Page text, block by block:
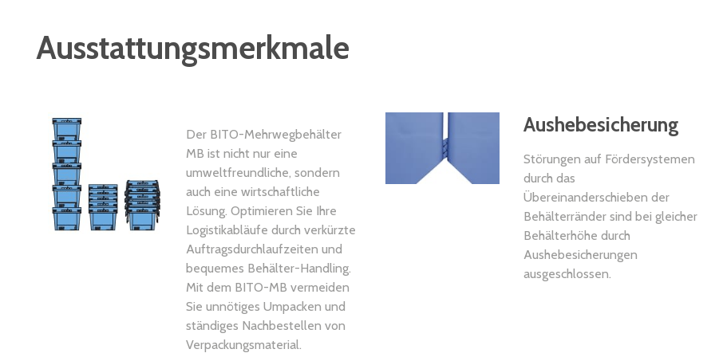
Ausstattungsmerkmale
Der BITO-Mehrwegbehälter
MB ist nicht nur eine
umweltfreundliche, sondern
auch eine wirtschaftliche
Lösung. Optimieren Sie Ihre
Logistikabläufe durch verkürzte
Auftragsdurchlaufzeiten und
bequemes Behälter-Handling.
Mit dem BITO-MB vermeiden
Sie unnötiges Umpacken und
ständiges Nachbestellen von
Verpackungsmaterial.
Aushebesicherung
Störungen auf Fördersystemen
durch das
Übereinanderschieben der
Behälterränder sind bei gleicher
Behälterhöhe durch
Aushebesicherungen
ausgeschlossen.